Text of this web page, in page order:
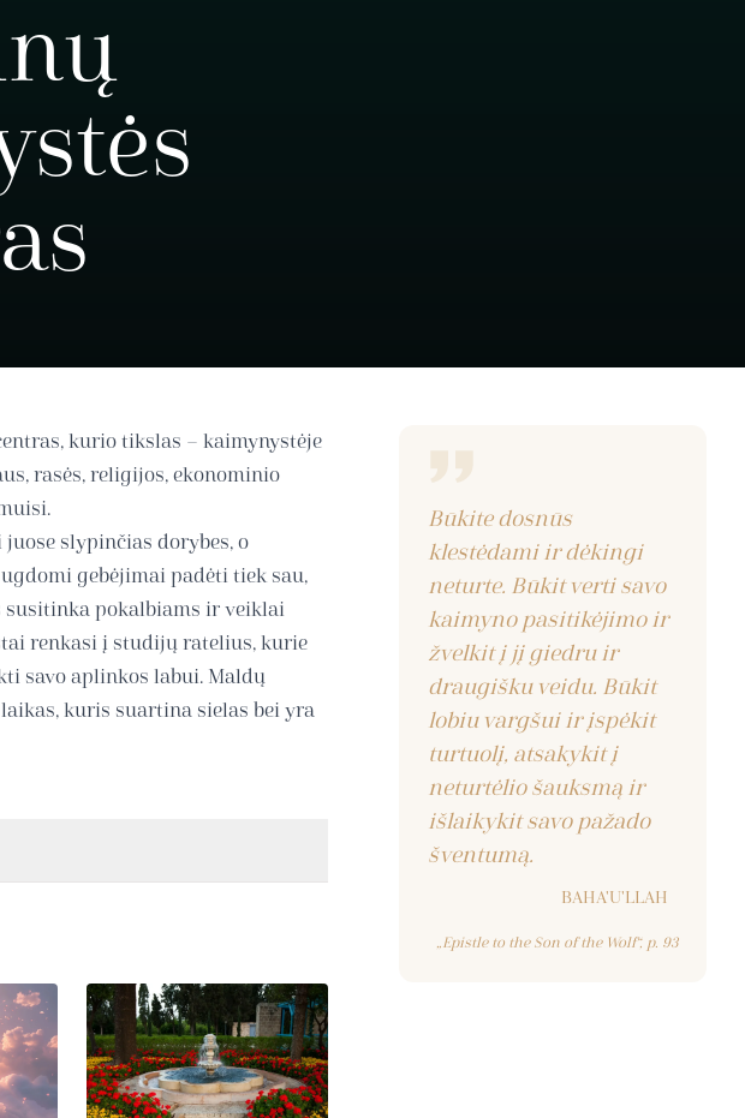
kurio tikslas – kaimynystėje
rasės, religijos, ekonominio
slypinčias dorybes, o
gebėjimai padėti tiek sau,
pokalbiams ir veiklai
renkasi į studijų ratelius, kurie
savo aplinkos labui. Maldų
kuris suartina sielas bei yra
Būkite dosnūs
klestėdami ir dėkingi
neturte. Būkit verti savo
kaimyno pasitikėjimo ir
žvelkit į jį giedru ir
draugišku veidu. Būkit
lobiu vargšui ir įspėkit
turtuolį, atsakykit į
neturtėlio šauksmą ir
išlaikykit savo pažado
šventumą.
BAHA'U'LLAH
„Epistle to the Son of the Wolf“, p. 93